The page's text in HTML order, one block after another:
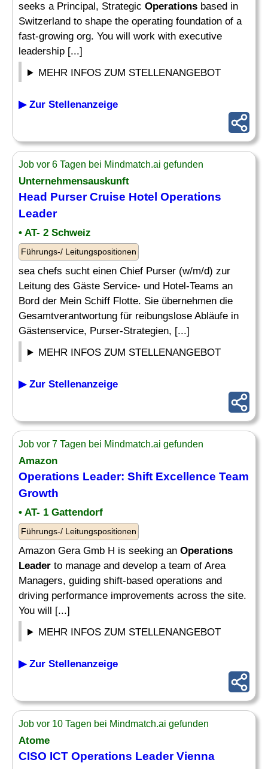
seeks a Principal, Strategic Operations based in
Switzerland to shape the operating foundation of a
fast-growing org. You will work with executive
leadership [...]
MEHR INFOS ZUM STELLENANGEBOT
▶ Zur Stellenanzeige
Job vor 6 Tagen bei Mindmatch.ai gefunden
Unternehmensauskunft
Head Purser Cruise Hotel Operations
Leader
• AT- 2 Schweiz
Führungs-/ Leitungspositionen
sea chefs sucht einen Chief Purser (w/m/d) zur
Leitung des Gäste Service- und Hotel-Teams an
Bord der Mein Schiff Flotte. Sie übernehmen die
Gesamtverantwortung für reibungslose Abläufe in
Gästenservice, Purser-Strategien, [...]
MEHR INFOS ZUM STELLENANGEBOT
▶ Zur Stellenanzeige
Job vor 7 Tagen bei Mindmatch.ai gefunden
Amazon
Operations Leader: Shift Excellence Team
Growth
• AT- 1 Gattendorf
Führungs-/ Leitungspositionen
Amazon Gera Gmb H is seeking an Operations
Leader to manage and develop a team of Area
Managers, guiding shift-based operations and
driving performance improvements across the site.
You will [...]
MEHR INFOS ZUM STELLENANGEBOT
▶ Zur Stellenanzeige
Job vor 10 Tagen bei Mindmatch.ai gefunden
Atome
CISO ICT Operations LeaderVienna